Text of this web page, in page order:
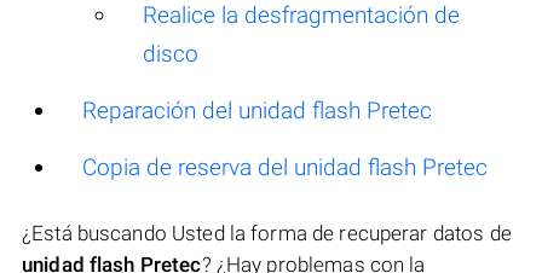
Realice la desfragmentación de
disco
Reparación del unidad flash Pretec
Copia de reserva del unidad flash Pretec
¿Está buscando Usted la forma de recuperar datos de
unidad flash Pretec? ¿Hay problemas con la